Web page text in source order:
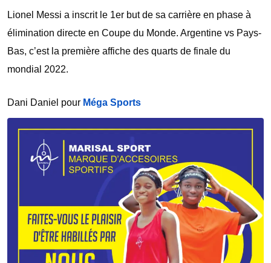
Lionel Messi a inscrit le 1er but de sa carrière en phase à
élimination directe en Coupe du Monde. Argentine vs Pays-
Bas, c’est la première affiche des quarts de finale du
mondial 2022.
Dani Daniel pour Méga Sports